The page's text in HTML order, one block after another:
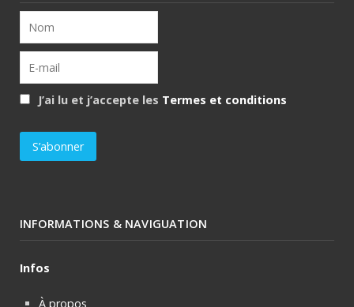
J’ai lu et j’accepte les Termes et conditions
INFORMATIONS & NAVIGUATION
Infos
À propos